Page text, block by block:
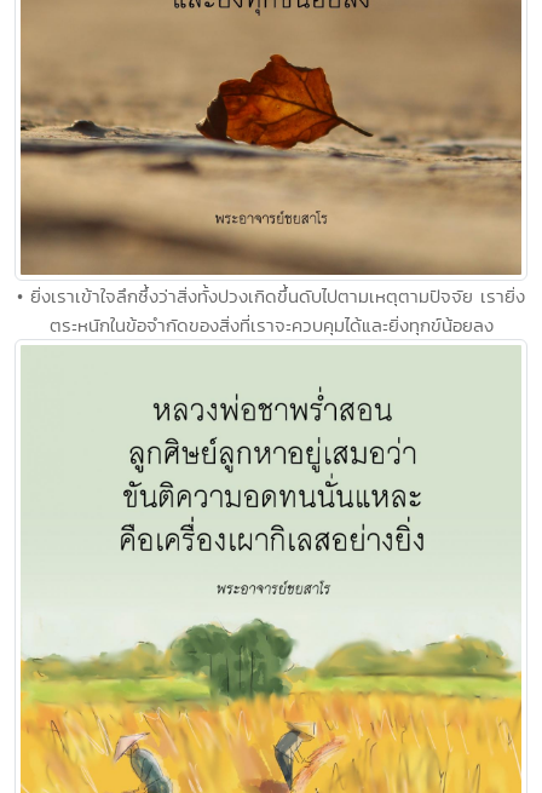
• ยิ่งเราเข้าใจลึกซึ้งว่าสิ่งทั้งปวงเกิดขึ้นดับไปตามเหตุตามปัจจัย เรายิ่ง
ตระหนักในข้อจำกัดของสิ่งที่เราจะควบคุมได้และยิ่งทุกข์น้อยลง